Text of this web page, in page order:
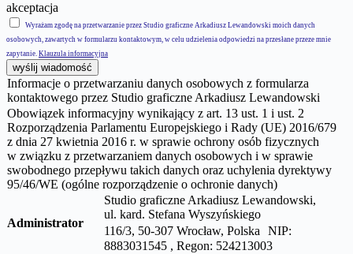
akceptacja
Wyrażam zgodę na przetwarzanie przez Studio graficzne Arkadiusz Lewandowski moich danych
osobowych, zawartych w formularzu kontaktowym, w celu udzielenia odpowiedzi na przesłane przeze mnie
zapytanie. Klauzula informacyjna
wyślij wiadomość
Informacje o przetwarzaniu danych osobowych z formularza
kontaktowego przez Studio graficzne Arkadiusz Lewandowski
Obowiązek informacyjny wynikający z art. 13 ust. 1 i ust. 2
Rozporządzenia Parlamentu Europejskiego i Rady (UE) 2016/679
z dnia 27 kwietnia 2016 r. w sprawie ochrony osób fizycznych
w związku z przetwarzaniem danych osobowych i w sprawie
swobodnego przepływu takich danych oraz uchylenia dyrektywy
95/46/WE (ogólne rozporządzenie o ochronie danych)
Administrator
Studio graficzne Arkadiusz Lewandowski,
ul. kard. Stefana Wyszyńskiego
116/3, 50-307 Wrocław, Polska NIP:
8883031545 , Regon: 524213003